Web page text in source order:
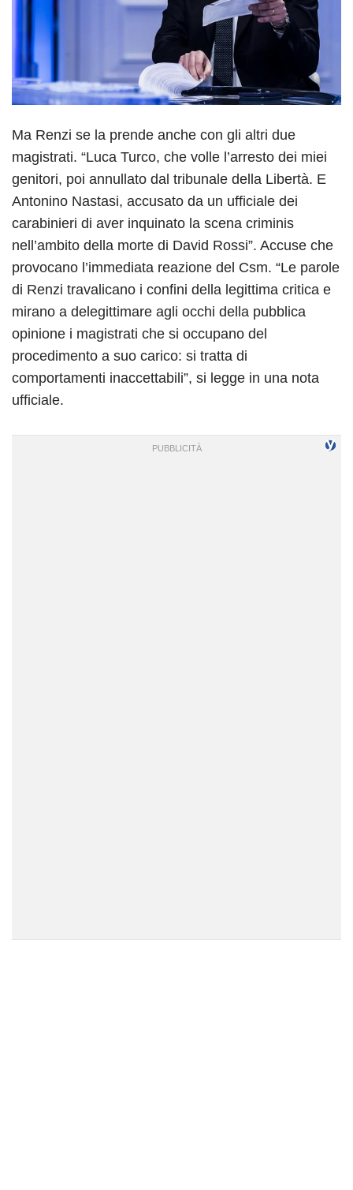
Ma Renzi se la prende anche con gli altri due
magistrati. “Luca Turco, che volle l’arresto dei miei
genitori, poi annullato dal tribunale della Libertà. E
Antonino Nastasi, accusato da un ufficiale dei
carabinieri di aver inquinato la scena criminis
nell’ambito della morte di David Rossi”. Accuse che
provocano l’immediata reazione del Csm. “Le parole
di Renzi travalicano i confini della legittima critica e
mirano a delegittimare agli occhi della pubblica
opinione i magistrati che si occupano del
procedimento a suo carico: si tratta di
comportamenti inaccettabili”, si legge in una nota
ufficiale.